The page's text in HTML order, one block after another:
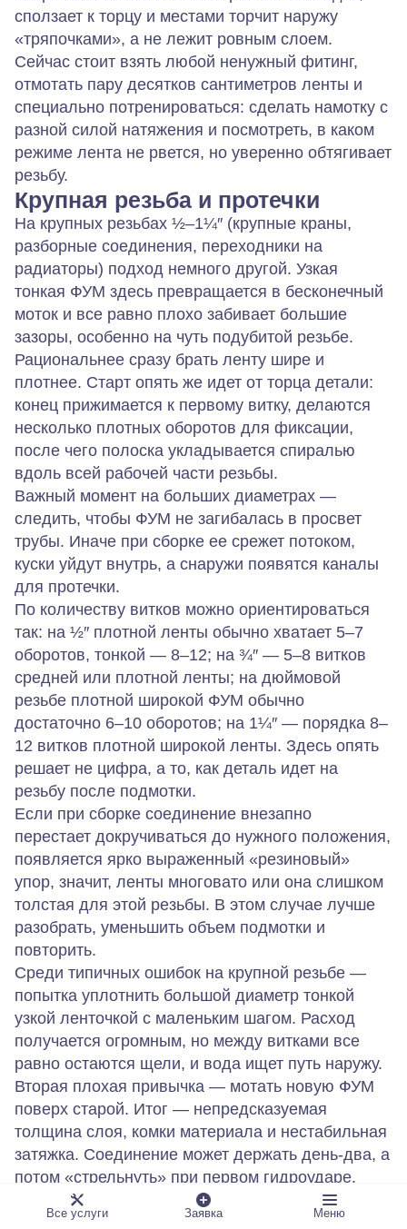
сползает к торцу и местами торчит наружу
«тряпочками», а не лежит ровным слоем.
Сейчас стоит взять любой ненужный фитинг,
отмотать пару десятков сантиметров ленты и
специально потренироваться: сделать намотку с
разной силой натяжения и посмотреть, в каком
режиме лента не рвется, но уверенно обтягивает
резьбу.
Крупная резьба и протечки
На крупных резьбах ½–1¼″ (крупные краны,
разборные соединения, переходники на
радиаторы) подход немного другой. Узкая
тонкая ФУМ здесь превращается в бесконечный
моток и все равно плохо забивает большие
зазоры, особенно на чуть подубитой резьбе.
Рациональнее сразу брать ленту шире и
плотнее. Старт опять же идет от торца детали:
конец прижимается к первому витку, делаются
несколько плотных оборотов для фиксации,
после чего полоска укладывается спиралью
вдоль всей рабочей части резьбы.
Важный момент на больших диаметрах —
следить, чтобы ФУМ не загибалась в просвет
трубы. Иначе при сборке ее срежет потоком,
куски уйдут внутрь, а снаружи появятся каналы
для протечки.
По количеству витков можно ориентироваться
так: на ½″ плотной ленты обычно хватает 5–7
оборотов, тонкой — 8–12; на ¾″ — 5–8 витков
средней или плотной ленты; на дюймовой
резьбе плотной широкой ФУМ обычно
достаточно 6–10 оборотов; на 1¼″ — порядка 8–
12 витков плотной широкой ленты. Здесь опять
решает не цифра, а то, как деталь идет на
резьбу после подмотки.
Если при сборке соединение внезапно
перестает докручиваться до нужного положения,
появляется ярко выраженный «резиновый»
упор, значит, ленты многовато или она слишком
толстая для этой резьбы. В этом случае лучше
разобрать, уменьшить объем подмотки и
повторить.
Среди типичных ошибок на крупной резьбе —
попытка уплотнить большой диаметр тонкой
узкой ленточкой с маленьким шагом. Расход
получается огромным, но между витками все
равно остаются щели, и вода ищет путь наружу.
Вторая плохая привычка — мотать новую ФУМ
поверх старой. Итог — непредсказуемая
толщина слоя, комки материала и нестабильная
затяжка. Соединение может держать день-два, а
потом «стрельнуть» при первом гидроударе.
Небольшой ориентир по виткам и типу ленты
помогает стартовать без угадываний:
Все услуги Заявка Меню